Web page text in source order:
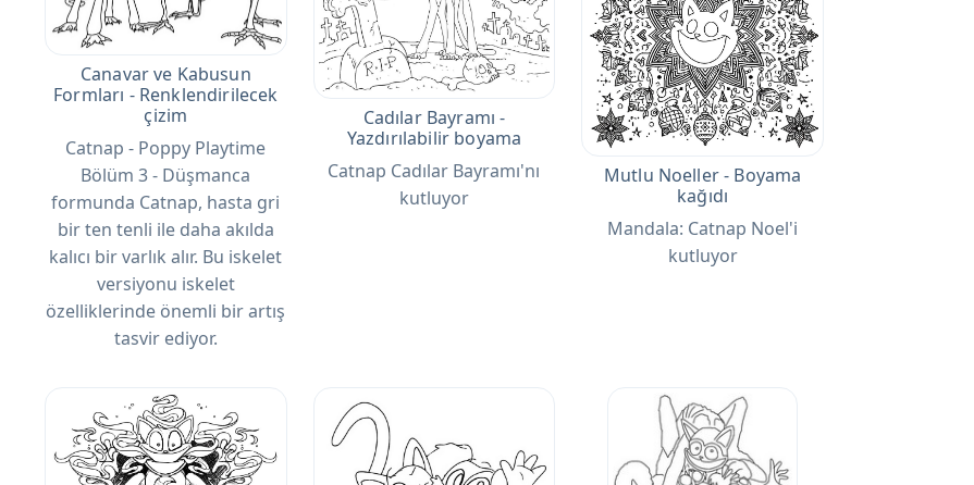
Canavar ve Kabusun
Formları - Renklendirilecek
çizim
Catnap - Poppy Playtime
Bölüm 3 - Düşmanca
formunda Catnap, hasta gri
bir ten tenli ile daha akılda
kalıcı bir varlık alır. Bu iskelet
versiyonu iskelet
özelliklerinde önemli bir artış
tasvir ediyor.
Cadılar Bayramı -
Yazdırılabilir boyama
Catnap Cadılar Bayramı'nı
kutluyor
Mutlu Noeller - Boyama
kağıdı
Mandala: Catnap Noel'i
kutluyor